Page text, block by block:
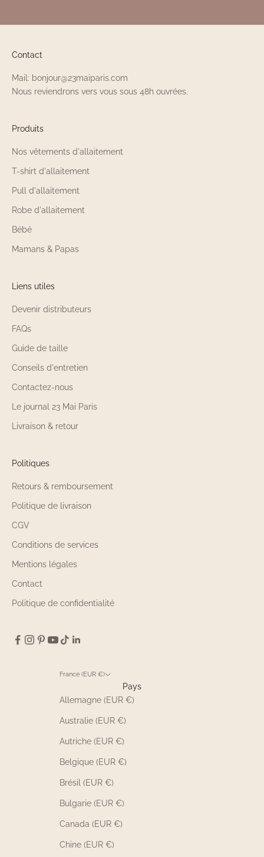
Contact
Mail: bonjour@23maiparis.com
Nous reviendrons vers vous sous 48h ouvrées.
Produits
Nos vêtements d'allaitement
T-shirt d'allaitement
Pull d'allaitement
Robe d'allaitement
Bébé
Mamans & Papas
Liens utiles
Devenir distributeurs
FAQs
Guide de taille
Conseils d'entretien
Contactez-nous
Le journal 23 Mai Paris
Livraison & retour
Politiques
Retours & remboursement
Politique de livraison
CGV
Conditions de services
Mentions légales
Contact
Politique de confidentialité
France (EUR €)
Pays
Allemagne (EUR €)
Australie (EUR €)
Autriche (EUR €)
Belgique (EUR €)
Brésil (EUR €)
Bulgarie (EUR €)
Canada (EUR €)
Chine (EUR €)